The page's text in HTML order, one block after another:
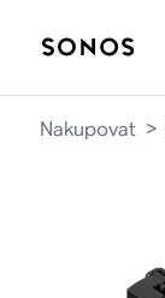
Nakupovat >